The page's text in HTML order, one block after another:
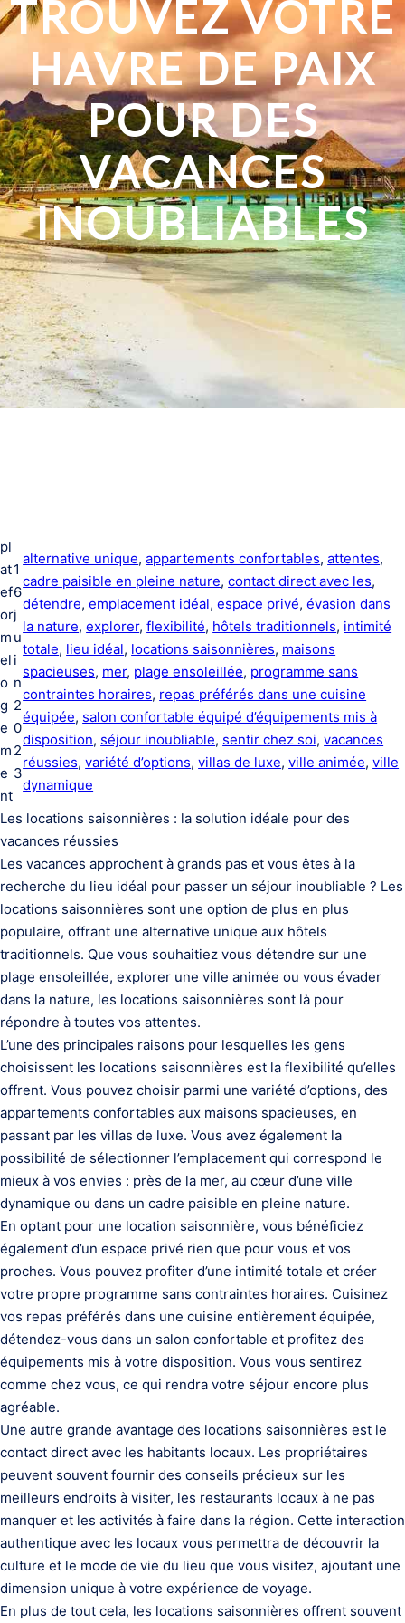
TROUVEZ VOTRE
HAVRE DE PAIX
POUR DES
VACANCES
INOUBLIABLES
pl
at
ef
or
m
el
o
g
e
m
e
nt
1
6
j
u
i
n
2
0
2
3
alternative unique, appartements confortables, attentes
cadre paisible en pleine nature, contact direct avec les
détendre, emplacement idéal, espace privé, évasion dans
la nature, explorer, flexibilité, hôtels traditionnels, intimité
totale, lieu idéal, locations saisonnières, maisons
spacieuses, mer, plage ensoleillée, programme sans
contraintes horaires, repas préférés dans une cuisine
équipée, salon confortable équipé d’équipements mis à
disposition, séjour inoubliable, sentir chez soi, vacances
réussies, variété d’options, villas de luxe, ville animée, ville
dynamique
Les locations saisonnières : la solution idéale pour des
vacances réussies
Les vacances approchent à grands pas et vous êtes à la
recherche du lieu idéal pour passer un séjour inoubliable ? Les
locations saisonnières sont une option de plus en plus
populaire, offrant une alternative unique aux hôtels
traditionnels. Que vous souhaitiez vous détendre sur une
plage ensoleillée, explorer une ville animée ou vous évader
dans la nature, les locations saisonnières sont là pour
répondre à toutes vos attentes.
L’une des principales raisons pour lesquelles les gens
choisissent les locations saisonnières est la flexibilité qu’elles
offrent. Vous pouvez choisir parmi une variété d’options, des
appartements confortables aux maisons spacieuses, en
passant par les villas de luxe. Vous avez également la
possibilité de sélectionner l’emplacement qui correspond le
mieux à vos envies : près de la mer, au cœur d’une ville
dynamique ou dans un cadre paisible en pleine nature.
En optant pour une location saisonnière, vous bénéficiez
également d’un espace privé rien que pour vous et vos
proches. Vous pouvez profiter d’une intimité totale et créer
votre propre programme sans contraintes horaires. Cuisinez
vos repas préférés dans une cuisine entièrement équipée,
détendez-vous dans un salon confortable et profitez des
équipements mis à votre disposition. Vous vous sentirez
comme chez vous, ce qui rendra votre séjour encore plus
agréable.
Une autre grande avantage des locations saisonnières est le
contact direct avec les habitants locaux. Les propriétaires
peuvent souvent fournir des conseils précieux sur les
meilleurs endroits à visiter, les restaurants locaux à ne pas
manquer et les activités à faire dans la région. Cette interaction
authentique avec les locaux vous permettra de découvrir la
culture et le mode de vie du lieu que vous visitez, ajoutant une
dimension unique à votre expérience de voyage.
En plus de tout cela, les locations saisonnières offrent souvent